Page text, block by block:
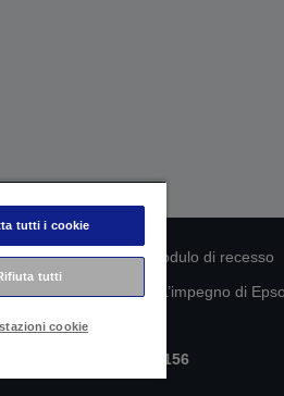
sulla privacy Modulo di recesso
sui cookie L’impegno di
© 2026 Seiko Epson
| P.IVA IT07511580156
tutti i cookie
tutti
cookie